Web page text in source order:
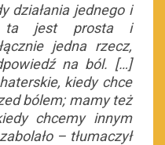
działania jednego i
ta jest prosta i
jedna rzecz,
na ból. […]
kiedy chce
bólem; mamy też
chcemy innym
– tłumaczył